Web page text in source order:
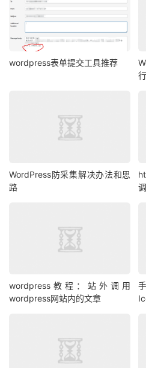
wordpress表单提交工具推荐
WordPress防采集解决办法和思
路
wordpress教程：站外调用
wordpress网站内的文章